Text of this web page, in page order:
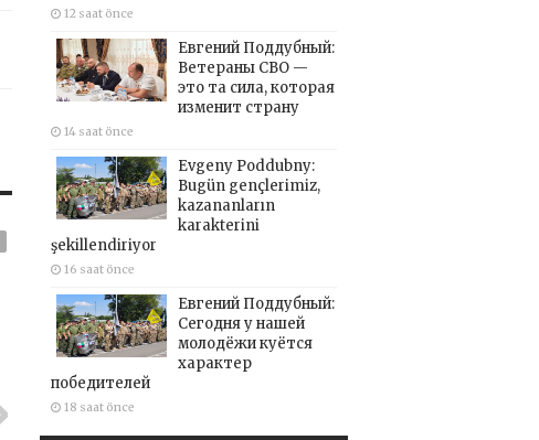
12 saat önce
Евгений Поддубный:
Ветераны СВО —
это та сила, которая
изменит страну
14 saat önce
Evgeny Poddubny:
Bugün gençlerimiz,
kazananların
karakterini
şekillendiriyor
16 saat önce
Евгений Поддубный:
Сегодня у нашей
молодёжи куётся
характер
победителей
18 saat önce